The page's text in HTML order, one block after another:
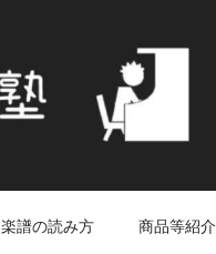
楽譜の読み方 商品等紹介